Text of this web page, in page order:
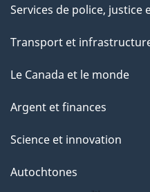
Services de police, justice
Transport et
Le Canada et le monde
Argent et finances
Science et innovation
Autochtones